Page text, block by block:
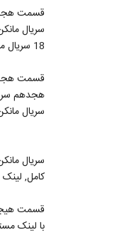
قسمت
18 سریال مانکن کامل, قسمت 18 سریال مانکن رایگان, قسمت 18 سریال مانکن با لینک مستقیم
هجدهم
سریال
کامل, لینک دانلود سریال
با لینک مستقیم, سریال